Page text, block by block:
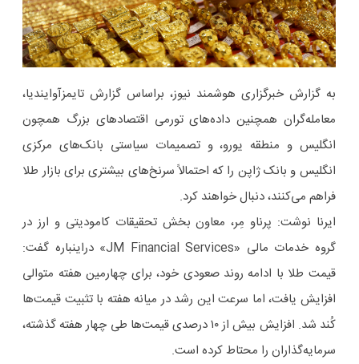
به گزارش خبرگزاری هوشمند نیوز، براساس گزارش تایمزآوایندیا،
معامله‌گران همچنین داده‌های تورمی اقتصادهای بزرگ همچون
انگلیس و منطقه یورو، و تصمیمات سیاستی بانک‌های مرکزی
انگلیس و بانک ژاپن را که احتمالاً سرنخ‌های بیشتری برای بازار طلا
فراهم می‌کنند، دنبال خواهند کرد.
ایرنا نوشت: پرناو مِر، معاون بخش تحقیقات کامودیتی و ارز در
گروه خدمات مالی «JM Financial Services» دراینباره گفت:
قیمت طلا با ادامه روند صعودی خود، برای چهارمین هفته متوالی
افزایش یافت، اما سرعت این رشد در میانه هفته با تثبیت قیمت‌ها
کُند شد. افزایش بیش از ۱۰ درصدی قیمت‌ها طی چهار هفته گذشته،
سرمایه‌گذاران را محتاط کرده است.